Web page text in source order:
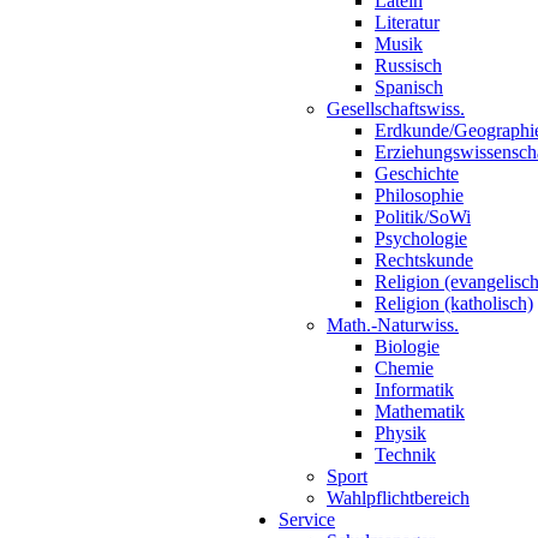
Literatur
Musik
Russisch
Spanisch
Gesellschaftswiss.
Erdkunde/
Geschichte
Philosophie
Politik/SoWi
Psychologie
Rechtskunde
Religion
Religion (katholisch)
Math.-Naturwiss.
Biologie
Chemie
Informatik
Mathematik
Physik
Technik
Sport
Wahlpflichtbereich
Service